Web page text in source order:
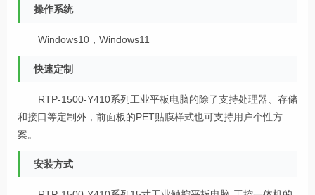
操作系统
Windows10，Windows11
快速定制
RTP-1500-Y410系列工业平板电脑的除了支持处理器、存储
和接口等定制外，前面板的PET贴膜样式也可支持用户个性方
案。
安装方式